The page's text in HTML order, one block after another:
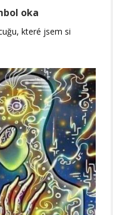
oka
které jsem si